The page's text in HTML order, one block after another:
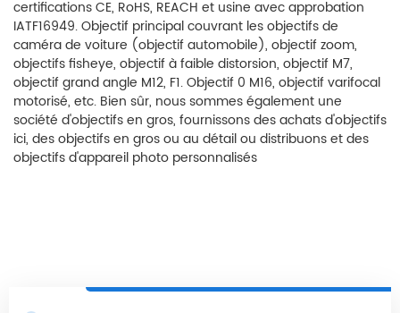
certifications CE, RoHS, REACH et usine avec approbation
IATF16949. Objectif principal couvrant les objectifs de
caméra de voiture (objectif automobile), objectif zoom,
objectifs fisheye, objectif à faible distorsion, objectif M7,
objectif grand angle M12, F1. Objectif 0 M16, objectif varifocal
motorisé, etc. Bien sûr, nous sommes également une
société d'objectifs en gros, fournissons des achats d'objectifs
ici, des objectifs en gros ou au détail ou distribuons et des
objectifs d'appareil photo personnalisés